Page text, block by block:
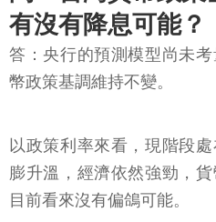
有沒有降息可能？
答：央行的預測模型尚未
幣政策基調維持不變。
以政策利率來看，現階段
膨升溫，經濟依然強勁，
目前看來沒有偏鴿可能。